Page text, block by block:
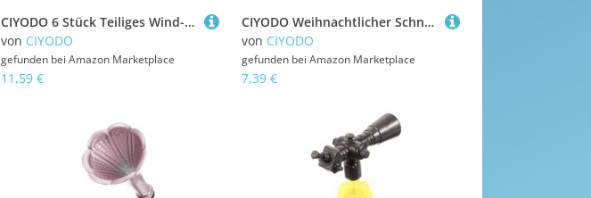
CIYODO 6 Stück Teiliges Wind-up mit Santa Schlitten und Rentier Mechanische Weihnachtsfiguren für Kinderparty Kreative Goody Bag Füller Kompakte Mechanik Spielwaren für Festliche
von CIYODO
gefunden bei Amazon Marketplace
11,59 €
CIYODO Weihnachtlicher Schneeflocken Haarreif Metall Festlich Modischer Kopfschmuck für Damen und Mädchen für Weihnachtsfeier Karneval und Kostümparty
von CIYODO
gefunden bei Amazon Marketplace
7,39 €